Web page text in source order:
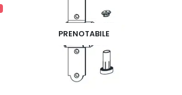
PRENOTABILE